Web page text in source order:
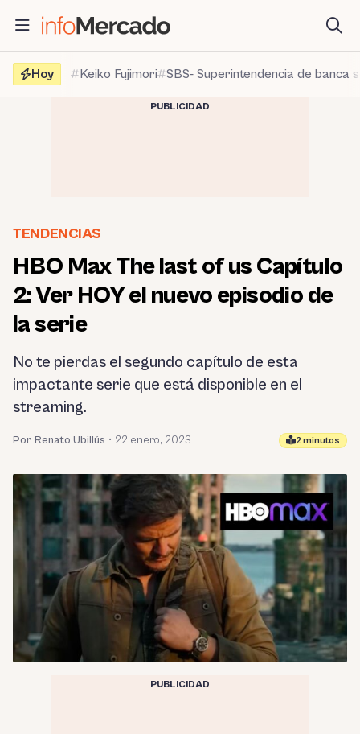
contenido
Hoy
Keiko Fujimori SBS- Superintendencia de banca
PUBLICIDAD
TENDENCIAS
HBO Max The last of us Capítulo
2: Ver HOY el nuevo episodio de
la serie
No te pierdas el segundo capítulo de esta
impactante serie que está disponible en el
streaming.
Por Renato Ubillús • 22 enero, 2023 2 minutos
PUBLICIDAD